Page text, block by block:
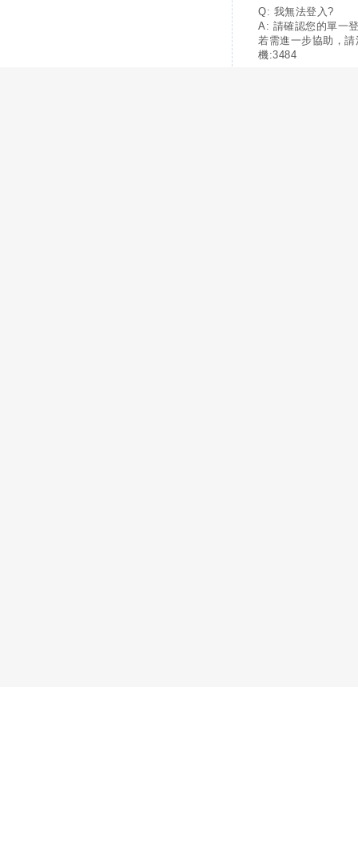
Q: 我無法登入?
A: 請確認您的單一
若需進一步協助，
機:3484